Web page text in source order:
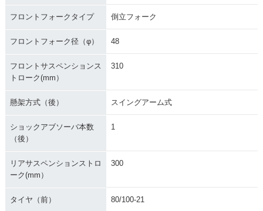
フロントフォークタイプ 倒立フォーク
フロントフォーク径（φ） 48
フロントサスペンションス
トローク(mm）
310
懸架方式（後） スイングアーム式
ショックアブソーバ本数
（後）
1
リアサスペンションストロ
ーク(mm）
300
タイヤ（前） 80/100-21